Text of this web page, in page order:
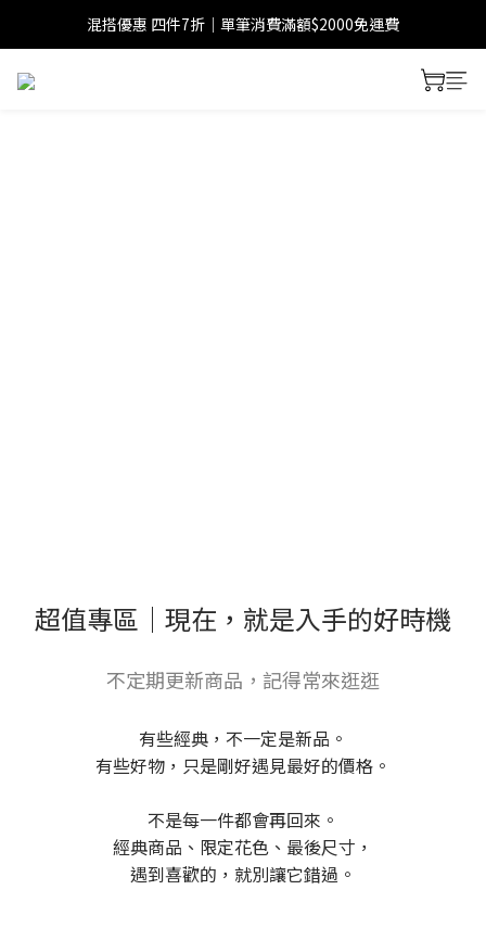
混搭優惠 四件7折｜單筆消費滿額$2000免運費
超值專區｜現在，就是入手的好時機
不定期更新商品，記得常來逛逛
有些經典，不一定是新品。
有些好物，只是剛好遇見最好的價格。
不是每一件都會再回來。
經典商品、限定花色、最後尺寸，
遇到喜歡的，就別讓它錯過。